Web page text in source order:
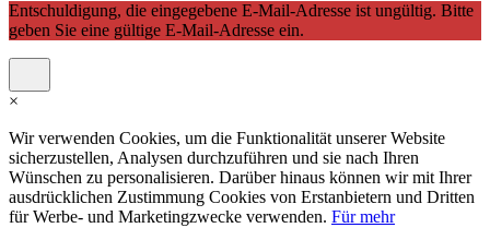
Entschuldigung, die eingegebene E-Mail-Adresse ist ungültig. Bitte
geben Sie eine gültige E-Mail-Adresse ein.
×
Wir verwenden Cookies, um die Funktionalität unserer Website
sicherzustellen, Analysen durchzuführen und sie nach Ihren
Wünschen zu personalisieren. Darüber hinaus können wir mit Ihrer
ausdrücklichen Zustimmung Cookies von Erstanbietern und Dritten
für Werbe- und Marketingzwecke verwenden. Für mehr